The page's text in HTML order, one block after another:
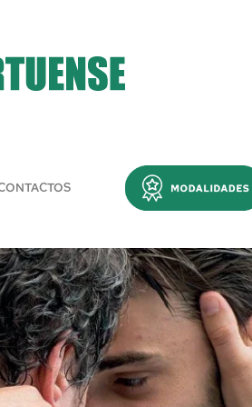
Menu